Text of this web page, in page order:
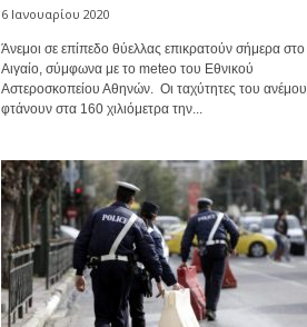
6 Ιανουαρίου 2020
Άνεμοι σε επίπεδο θύελλας επικρατούν σήμερα στο
Αιγαίο, σύμφωνα με το meteo του Εθνικού
Αστεροσκοπείου Αθηνών. Οι ταχύτητες του ανέμου
φτάνουν στα 160 χιλιόμετρα την...